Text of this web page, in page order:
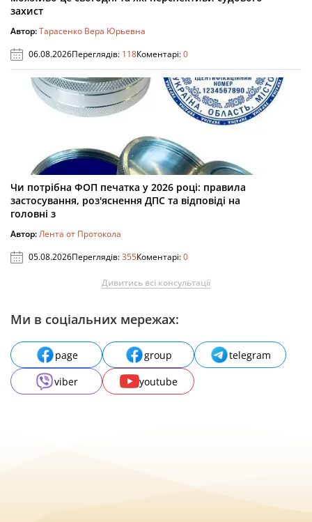
захист
Автор:Тарасенко Вера Юрьевна
06.08.2026Переглядів: 118Коментарі:0
Чи потрібна ФОП печатка у 2026 році: правила
застосування, роз'яснення ДПС та відповіді на
головні з
Автор:Лента от Протокола
05.08.2026Переглядів:355Коментарі:0
Дивитись всі консультації
Ми в соціальних мережах:
page group
telegram
viber
youtube